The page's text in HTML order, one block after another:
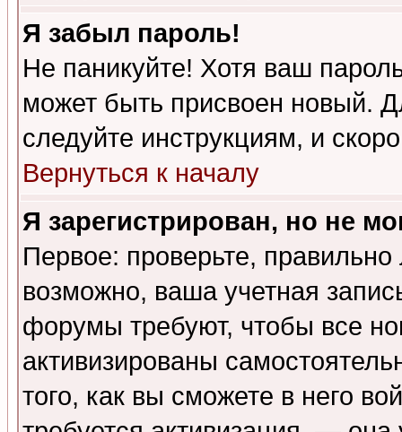
Я забыл пароль!
Не паникуйте! Хотя ваш
может быть присвоен новый.
следуйте инструкциям, и
Вернуться к началу
Я зарегистрирован, но не
Первое: проверьте,
возможно, ваша учетная
форумы требуют, чтобы все
активизированы
того, как вы сможете в него